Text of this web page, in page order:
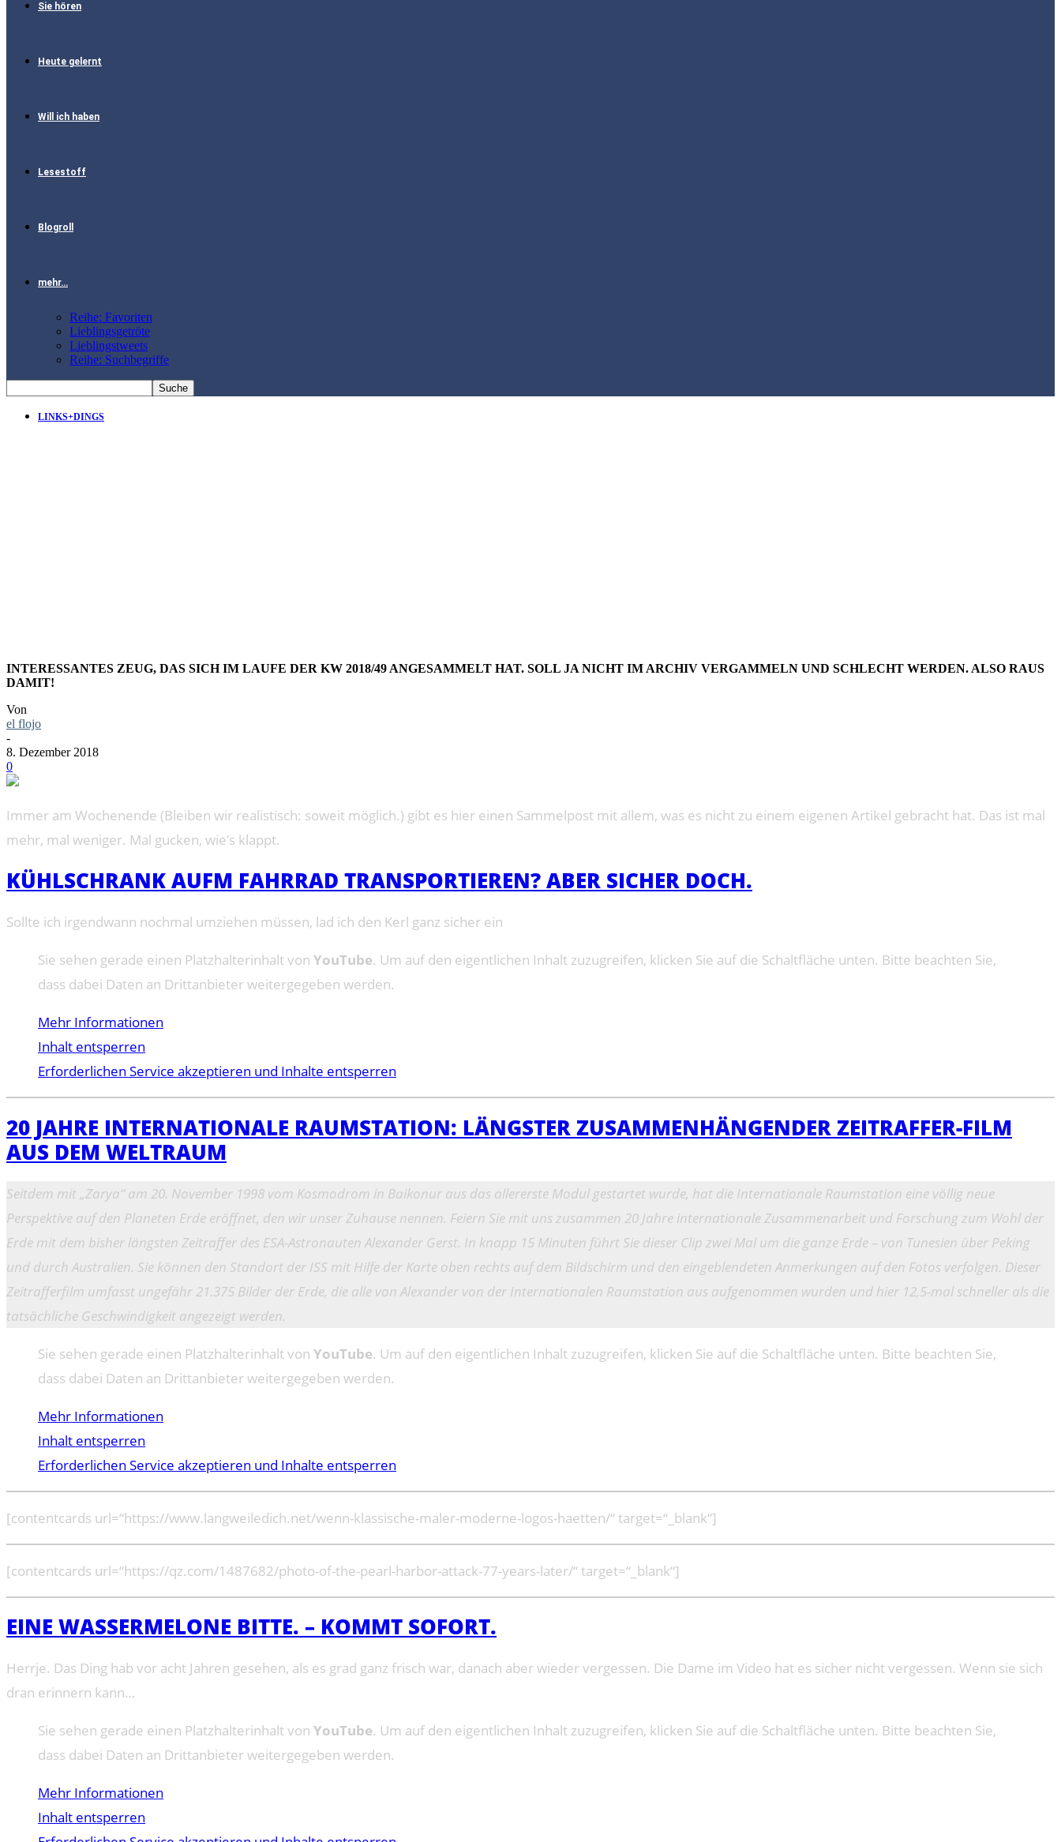
Sie hören
Heute gelernt
Will ich haben
Lesestoff
Blogroll
mehr…
Reihe: Favoriten
Lieblingsgetröte
Lieblingstweets
Reihe: Suchbegriffe
LINKS+DINGS
INTERESSANTES ZEUG, DAS SICH IM LAUFE DER KW 2018/49 ANGESAMMELT HAT. SOLL JA NICHT IM ARCHIV VERGAMMELN UND SCHLECHT WERDEN. ALSO RAUS
DAMIT!
Von
el flojo
-
8. Dezember 2018
0
Immer am Wochenende (Bleiben wir realistisch: soweit möglich.) gibt es hier einen Sammelpost mit allem, was es nicht zu einem eigenen Artikel gebracht hat. Das ist mal
mehr, mal weniger. Mal gucken, wie’s klappt.
KÜHLSCHRANK AUFM FAHRRAD TRANSPORTIEREN? ABER SICHER DOCH.
Sollte ich irgendwann nochmal umziehen müssen, lad ich den Kerl ganz sicher ein
Sie sehen gerade einen Platzhalterinhalt von YouTube. Um auf den eigentlichen Inhalt zuzugreifen, klicken Sie auf die Schaltfläche unten. Bitte beachten Sie,
dass dabei Daten an Drittanbieter weitergegeben werden.
Mehr Informationen
Inhalt entsperren
Erforderlichen Service akzeptieren und Inhalte entsperren
20 JAHRE INTERNATIONALE RAUMSTATION: LÄNGSTER ZUSAMMENHÄNGENDER ZEITRAFFER-FILM
AUS DEM WELTRAUM
Seitdem mit „Zarya“ am 20. November 1998 vom Kosmodrom in Baikonur aus das allererste Modul gestartet wurde, hat die Internationale Raumstation eine völlig neue
Perspektive auf den Planeten Erde eröffnet, den wir unser Zuhause nennen. Feiern Sie mit uns zusammen 20 Jahre internationale Zusammenarbeit und Forschung zum Wohl der
Erde mit dem bisher längsten Zeitraffer des ESA-Astronauten Alexander Gerst. In knapp 15 Minuten führt Sie dieser Clip zwei Mal um die ganze Erde – von Tunesien über Peking
und durch Australien. Sie können den Standort der ISS mit Hilfe der Karte oben rechts auf dem Bildschirm und den eingeblendeten Anmerkungen auf den Fotos verfolgen. Dieser
Zeitrafferfilm umfasst ungefähr 21.375 Bilder der Erde, die alle von Alexander von der Internationalen Raumstation aus aufgenommen wurden und hier 12,5-mal schneller als die
tatsächliche Geschwindigkeit angezeigt werden.
Sie sehen gerade einen Platzhalterinhalt von YouTube. Um auf den eigentlichen Inhalt zuzugreifen, klicken Sie auf die Schaltfläche unten. Bitte beachten Sie,
dass dabei Daten an Drittanbieter weitergegeben werden.
Mehr Informationen
Inhalt entsperren
Erforderlichen Service akzeptieren und Inhalte entsperren
[contentcards url=“https://www.langweiledich.net/wenn-klassische-maler-moderne-logos-haetten/“ target=“_blank“]
[contentcards url=“https://qz.com/1487682/photo-of-the-pearl-harbor-attack-77-years-later/“ target=“_blank“]
EINE WASSERMELONE BITTE. – KOMMT SOFORT.
Herrje. Das Ding hab vor acht Jahren gesehen, als es grad ganz frisch war, danach aber wieder vergessen. Die Dame im Video hat es sicher nicht vergessen. Wenn sie sich
dran erinnern kann…
Sie sehen gerade einen Platzhalterinhalt von YouTube. Um auf den eigentlichen Inhalt zuzugreifen, klicken Sie auf die Schaltfläche unten. Bitte beachten Sie,
dass dabei Daten an Drittanbieter weitergegeben werden.
Mehr Informationen
Inhalt entsperren